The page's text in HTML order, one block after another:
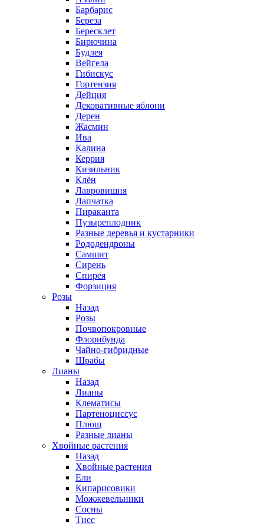
Барбарис
Береза
Бересклет
Бирючина
Будлея
Вейгела
Гибискус
Гортензия
Дейция
Декоративные яблони
Дерен
Жасмин
Ива
Калина
Керрия
Кизильник
Клён
Лавровишня
Лапчатка
Пираканта
Пузыреплодник
Разные деревья и кустарники
Рододендроны
Самшит
Сирень
Спирея
Форзиция
Розы
Назад
Розы
Почвопокровные
Флорибунда
Чайно-гибридные
Шрабы
Лианы
Назад
Лианы
Клематисы
Партеноциссус
Плющ
Разные лианы
Хвойные растения
Назад
Хвойные растения
Ели
Кипарисовики
Можжевельники
Сосны
Тисс